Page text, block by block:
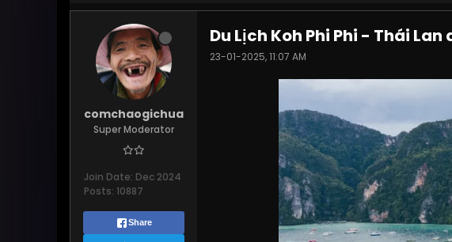
comchaogichua
Super Moderator
Join Date: Dec 2024
Posts: 10887
Share
Du Lịch Koh Phi Phi - Thái
23-01-2025, 11:07 AM